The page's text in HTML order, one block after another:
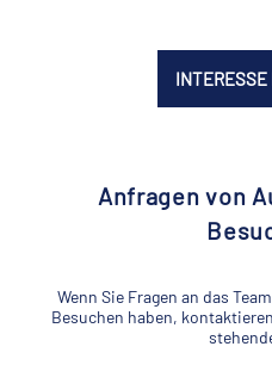
Anfragen von
Wenn Sie Fragen an das
Besuchen haben,